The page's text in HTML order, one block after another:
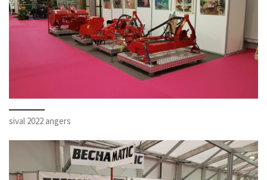
sival 2022 angers